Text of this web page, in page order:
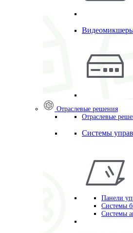
Отраслевые решения
Отраслевые
Системы
Панели
Системы
Системы